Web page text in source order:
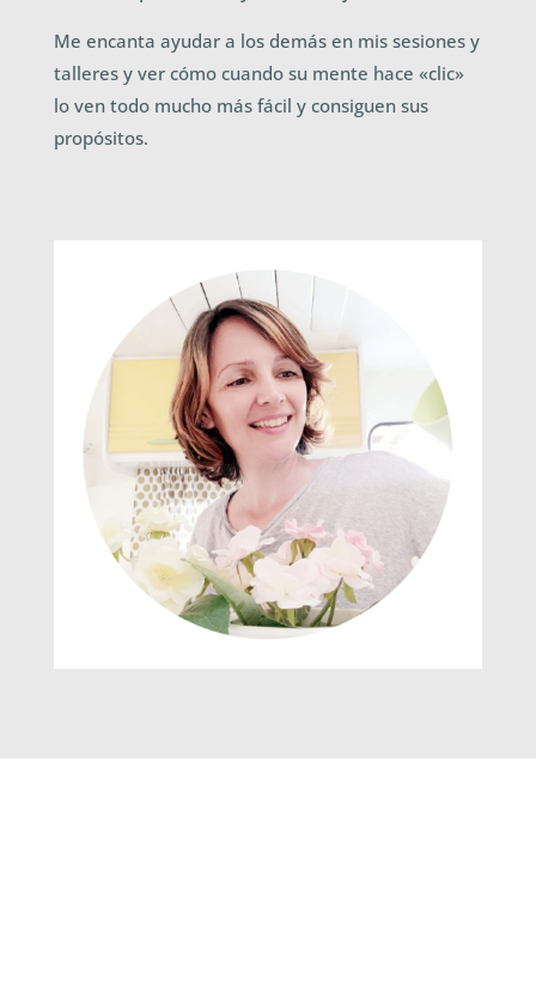
Me encanta ayudar a los demás en mis sesiones y
talleres y ver cómo cuando su mente hace «clic»
lo ven todo mucho más fácil y consiguen sus
propósitos.